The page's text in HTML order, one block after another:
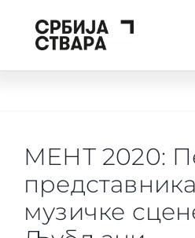
content
МЕНТ 2020:
музичке